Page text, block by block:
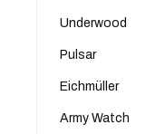
Underwood
Pulsar
Eichmüller
Army Watch